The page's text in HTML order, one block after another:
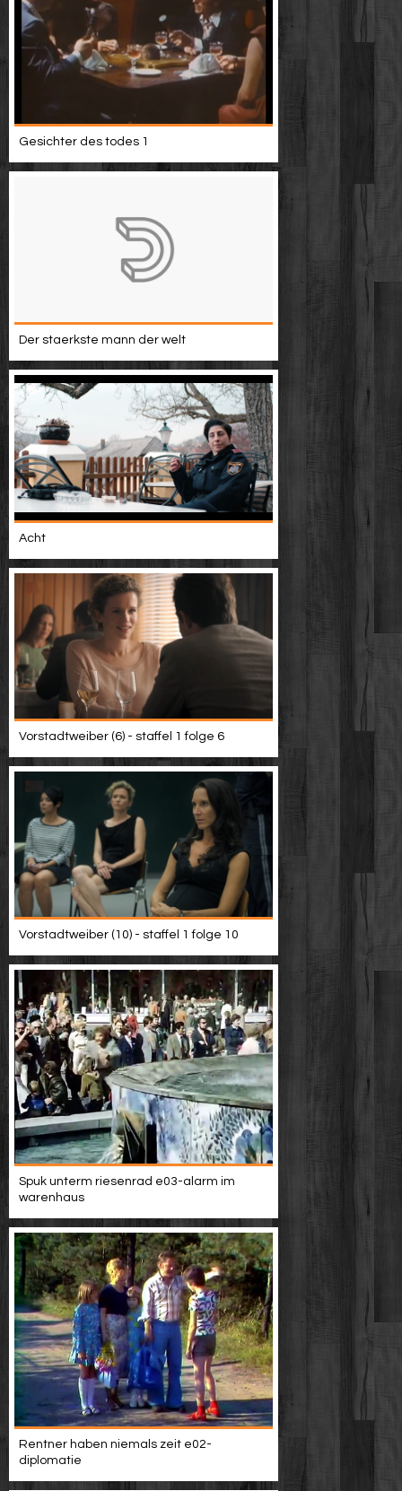
Gesichter des todes 1
Der staerkste mann der welt
Acht
Vorstadtweiber (6) - staffel 1 folge 6
Vorstadtweiber (10) - staffel 1 folge 10
Spuk unterm riesenrad e03-alarm im
warenhaus
Rentner haben niemals zeit e02-
diplomatie